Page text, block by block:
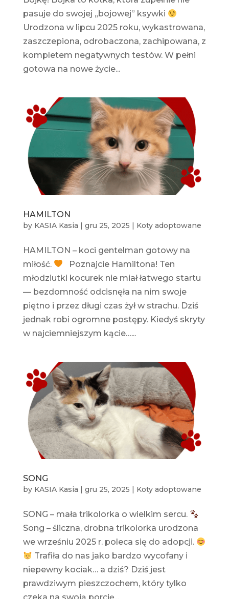
pasuje do swojej „bojowej” ksywki
Urodzona w lipcu 2025 roku, wykastrowana,
zaszczepiona, odrobaczona, zachipowana, z
kompletem negatywnych testów. W pełni
gotowa na nowe życie...
HAMILTON
by KASIA Kasia | gru 25, 2025 | Koty adoptowane
HAMILTON – koci gentelman gotowy na
miłość.
Poznajcie Hamiltona! Ten
młodziutki kocurek nie miał łatwego startu
— bezdomność odcisnęła na nim swoje
piętno i przez długi czas żył w strachu. Dziś
jednak robi ogromne postępy. Kiedyś skryty
w najciemniejszym kącie…...
SONG
by KASIA Kasia | gru 25, 2025 | Koty adoptowane
SONG – mała trikolorka o wielkim sercu.
Song – śliczna, drobna trikolorka urodzona
we wrześniu 2025 r. poleca się do adopcji.
Trafiła do nas jako bardzo wycofany i
niepewny kociak… a dziś? Dziś jest
prawdziwym pieszczochem, który tylko